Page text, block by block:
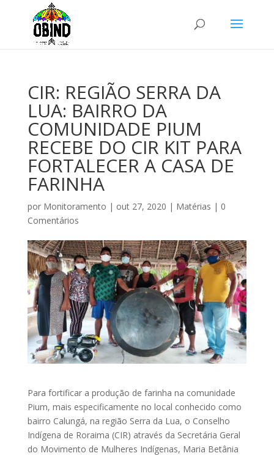
CIR: REGIÃO SERRA DA
LUA: BAIRRO DA
COMUNIDADE PIUM
RECEBE DO CIR KIT PARA
FORTALECER A CASA DE
FARINHA
por Monitoramento | out 27, 2020 | Matérias | 0
Comentários
Para fortificar a produção de farinha na comunidade
Pium, mais especificamente no local conhecido como
bairro Calungá, na região Serra da Lua, o Conselho
Indígena de Roraima (CIR) através da Secretária Geral
do Movimento de Mulheres Indígenas, Maria Betânia